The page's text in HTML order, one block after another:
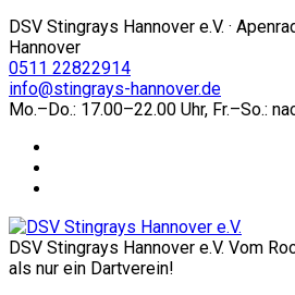
DSV Stingrays Hannover e.V. ·
Hannover
0511 22822914
info@stingrays-hannover.de
Mo.–Do.: 17.00–22.00 Uhr, Fr.–So.:
DSV Stingrays Hannover e.V. Vom
als nur ein Dartverein!